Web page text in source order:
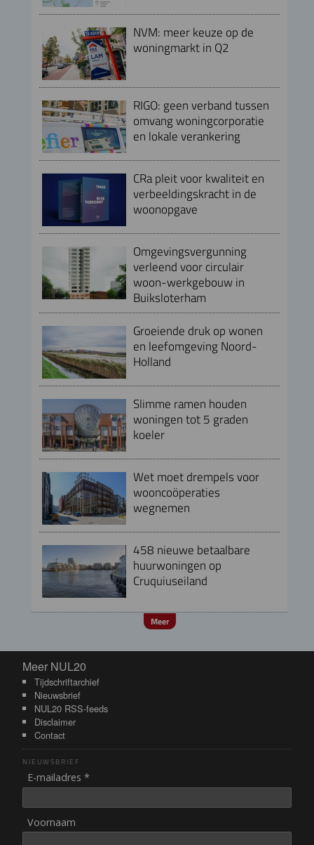
NVM: meer keuze op de
woningmarkt in Q2
RIGO: geen verband tussen
omvang woningcorporatie
en lokale verankering
CRa pleit voor kwaliteit en
verbeeldingskracht in de
woonopgave
Omgevingsvergunning
verleend voor circulair
woon-werkgebouw in
Buiksloterham
Groeiende druk op wonen
en leefomgeving Noord-
Holland
Slimme ramen houden
woningen tot 5 graden
koeler
Wet moet drempels voor
wooncoöperaties
wegnemen
458 nieuwe betaalbare
huurwoningen op
Cruquiuseiland
Meer
Meer NUL20
Meer NUL20
Tijdschriftarchief
Nieuwsbrief
NUL20 RSS-feeds
Disclaimer
Contact
NIEUWSBRIEF
E-mailadres *
Voornaam